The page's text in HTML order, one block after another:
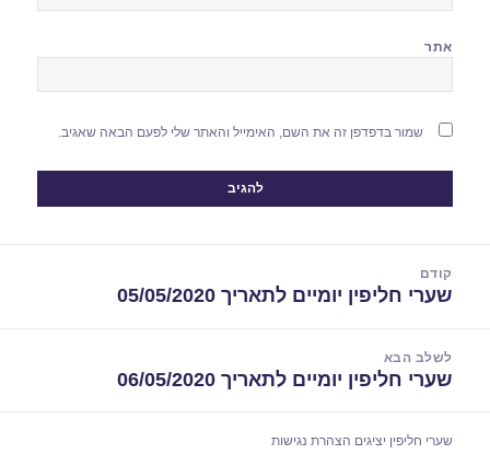
אתר
שמור בדפדפן זה את השם, האימייל והאתר שלי לפעם הבאה שאגיב.
קודם
הפוסט
שערי חליפין יומיים לתאריך 05/05/2020
לשלב הבא
הפוסט
שערי חליפין יומיים לתאריך 06/05/2020
שערי חליפין יציגים הצהרת נגישות